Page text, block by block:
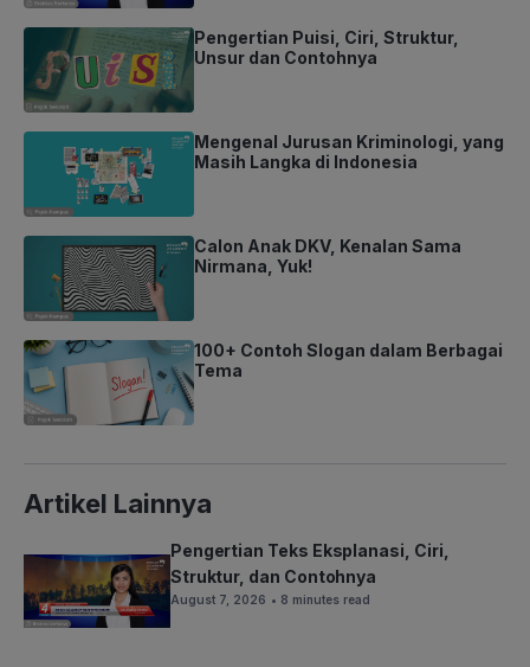
Pengertian Puisi, Ciri, Struktur,
Unsur dan Contohnya
Mengenal Jurusan Kriminologi, yang
Masih Langka di Indonesia
Calon Anak DKV, Kenalan Sama
Nirmana, Yuk!
100+ Contoh Slogan dalam Berbagai
Tema
Artikel Lainnya
Pengertian Teks Eksplanasi, Ciri,
Struktur, dan Contohnya
August 7, 2026 • 8 minutes read